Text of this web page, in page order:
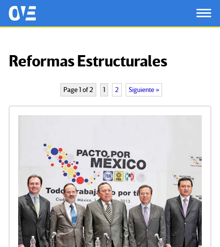
Saltar al contenido principal
OtrasVocesenEducacion.org
Reformas Estructurales
Page 1 of 2 1 2 Siguiente »